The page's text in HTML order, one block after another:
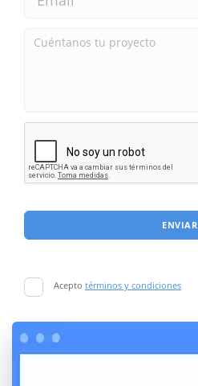
ENVIAR
Acepto términos y condiciones